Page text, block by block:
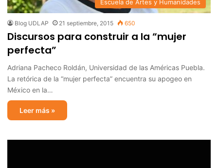
Escuela de Artes y Humanidades
Blog UDLAP 21 septiembre, 2015 650
Discursos para construir a la “mujer
perfecta”
Adriana Pacheco Roldán, Universidad de las Américas Puebla.
La retórica de la “mujer perfecta” encuentra su apogeo en
México en la…
Leer más »